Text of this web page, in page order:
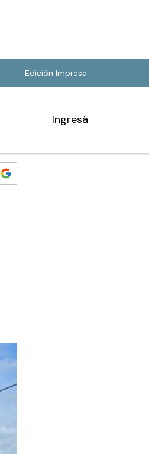
Edición Impresa
Ingresá